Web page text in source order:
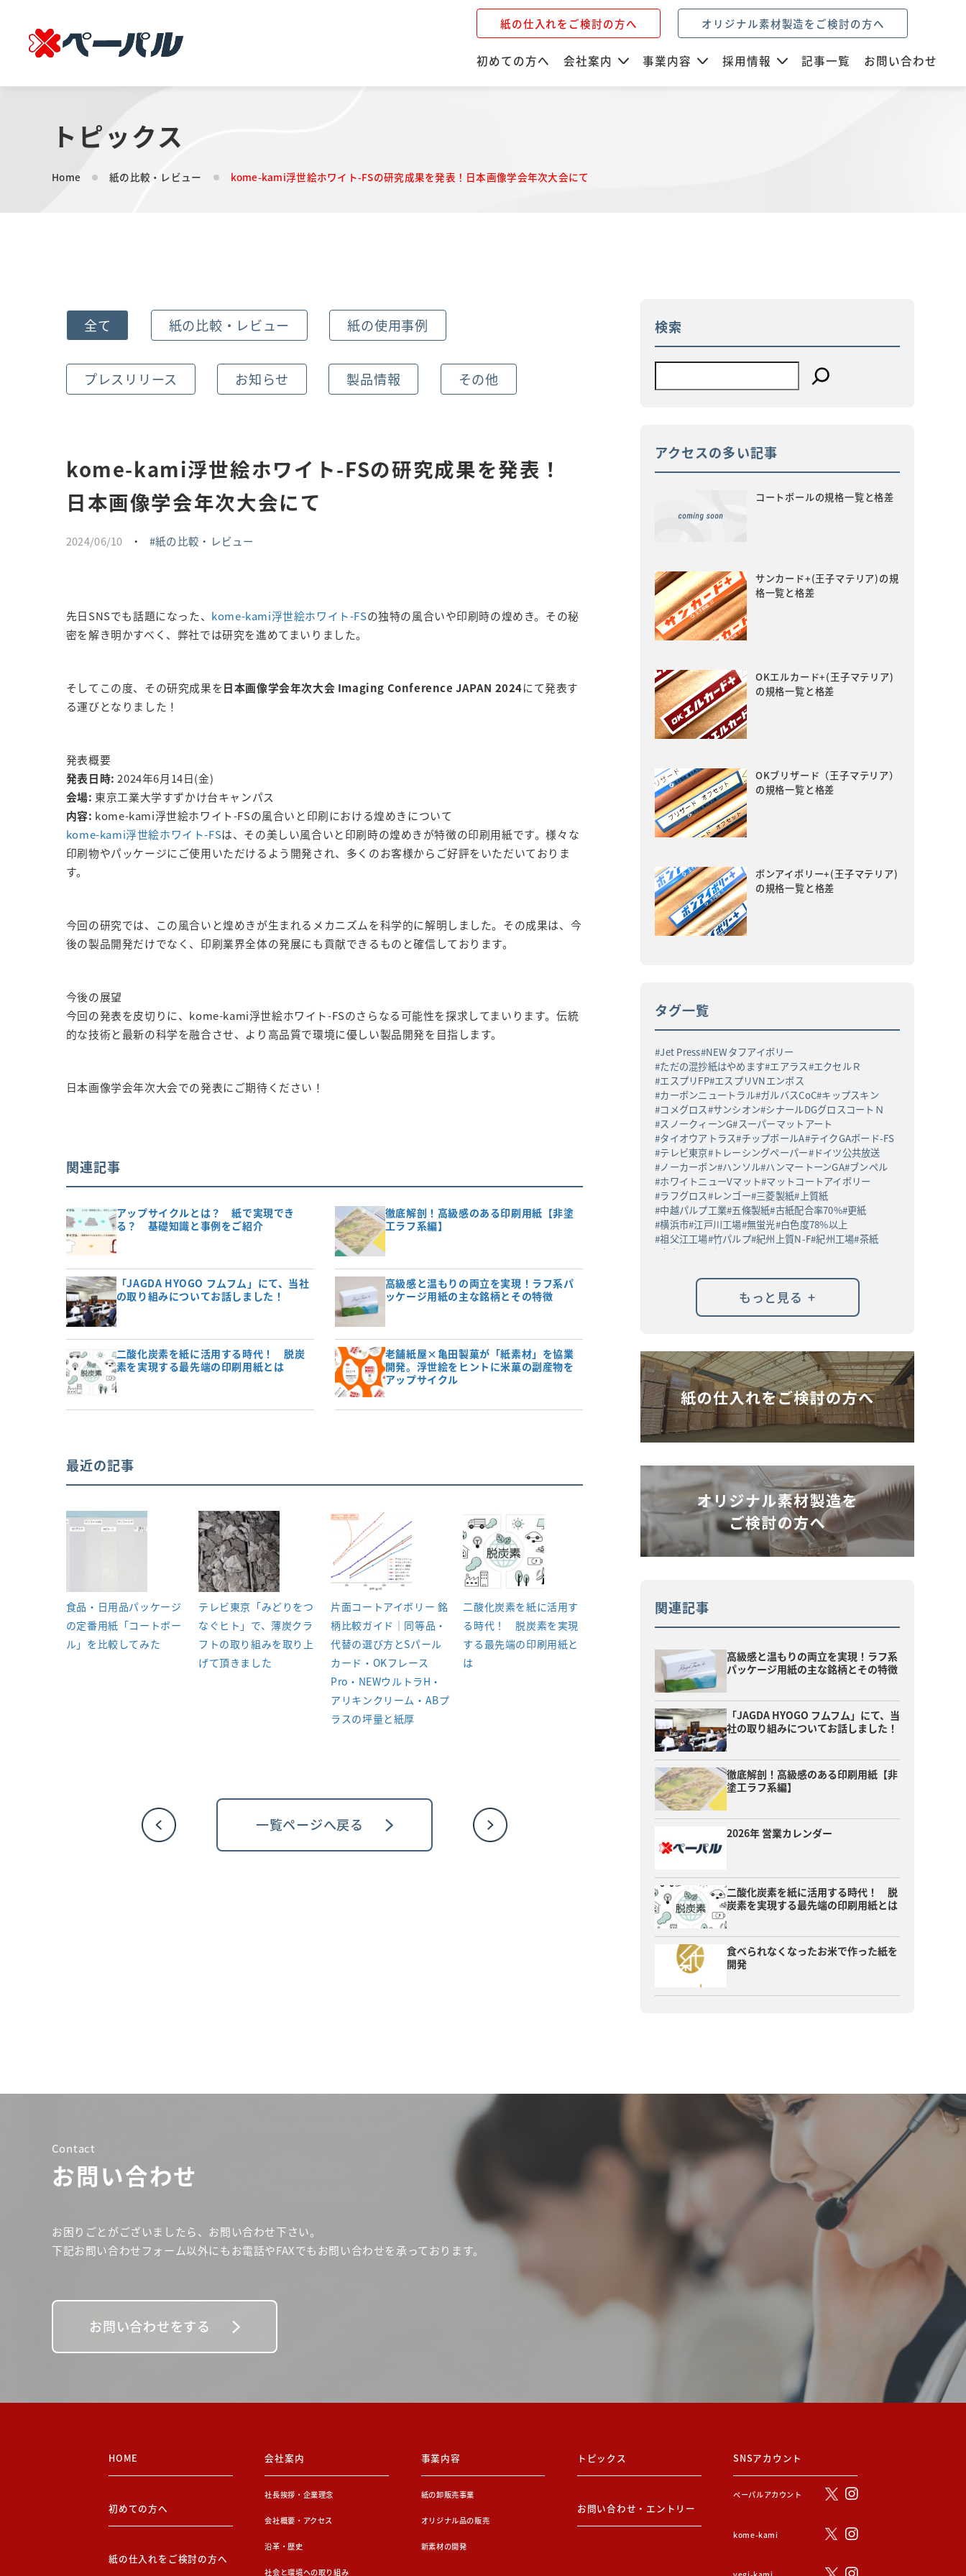
紙の仕入れをご検討の方へ オリジナル素材製造をご検討の方へ
初めての方へ 会社案内 事業内容 採用情報 記事一覧 お問い合わせ
トピックス
Home 紙の比較・レビュー kome-kami浮世絵ホワイト-FSの研究成果を発表！日本画像学会年次大会にて
全て 紙の比較・レビュー 紙の使用事例
プレスリリース お知らせ 製品情報 その他
kome-kami浮世絵ホワイト-FSの研究成果を発表！
日本画像学会年次大会にて
2024/06/10 ・ 紙の比較・レビュー
先日SNSでも話題になった、 kome-kami浮世絵ホワイト-FSの独特の風合いや印刷時の煌めき。その秘
密を解き明かすべく、弊社では研究を進めてまいりました。
そしてこの度、その研究成果を日本画像学会年次大会 Imaging Conference JAPAN 2024にて発表す
る運びとなりました！
発表概要
発表日時: 2024年6月14日(金)
会場: 東京工業大学すずかけ台キャンパス
内容: kome-kami浮世絵ホワイト-FSの風合いと印刷における煌めきについて
kome-kami浮世絵ホワイト-FSは、その美しい風合いと印刷時の煌めきが特徴の印刷用紙です。様々な
印刷物やパッケージにご使用いただけるよう開発され、多くのお客様からご好評をいただいておりま
す。
今回の研究では、この風合いと煌めきが生まれるメカニズムを科学的に解明しました。その成果は、今
後の製品開発だけでなく、印刷業界全体の発展にも貢献できるものと確信しております。
今後の展望
今回の発表を皮切りに、kome-kami浮世絵ホワイト-FSのさらなる可能性を探求してまいります。伝統
的な技術と最新の科学を融合させ、より高品質で環境に優しい製品開発を目指します。
日本画像学会年次大会での発表にご期待ください！
関連記事
アップサイクルとは？ 紙で実現でき
る？ 基礎知識と事例をご紹介
徹底解剖！高級感のある印刷用紙【非塗
工ラフ系編】
「JAGDA HYOGO フムフム」にて、当社
の取り組みについてお話しました！
高級感と温もりの両立を実現！ラフ系パ
ッケージ用紙の主な銘柄とその特徴
二酸化炭素を紙に活用する時代！ 脱炭
素を実現する最先端の印刷用紙とは
老舗紙屋×亀田製菓が「紙素材」を協業
開発。浮世絵をヒントに米菓の副産物を
アップサイクル
最近の記事
食品・日用品パッケージ
の定番用紙「コートボー
ル」を比較してみた
テレビ東京「みどりをつ
なぐヒト」で、薄炭クラ
フトの取り組みを取り上
げて頂きました
片面コートアイボリー 銘
柄比較ガイド｜同等品・
代替の選び方とSパール
カード・OKフレース
Pro・NEWウルトラH・
アリキンクリーム・ABプ
ラスの坪量と紙厚
二酸化炭素を紙に活用す
る時代！ 脱炭素を実現
する最先端の印刷用紙と
は
一覧ページへ戻る
検索
アクセスの多い記事
コートボールの規格一覧と格差
サンカード+(王子マテリア)の規
格一覧と格差
OKエルカード+(王子マテリア)
の規格一覧と格差
OKブリザード（王子マテリア）
の規格一覧と格差
ボンアイボリー+(王子マテリア)
の規格一覧と格差
タグ一覧
Jet Press NEWタフアイボリー
ただの混抄紙はやめます エアラス エクセルＲ
エスプリFP エスプリVNエンボス
カーボンニュートラル ガルバスCoC キップスキン
コメグロス サンシオン シナールDGグロスコートＮ
スノークィーンG スーパーマットアート
タイオウアトラス チップボールA テイクGAボード-FS
テレビ東京 トレーシングペーパー ドイツ公共放送
ノーカーボン ハンソル ハンマートーンGA ブンペル
ホワイトニューVマット マットコートアイボリー
ラフグロス レンゴー 三菱製紙
上質紙
中越パルプ工業 五條製紙 古紙配合率70% 更紙
横浜市 江戸川工場 無蛍光 白色度78%以上
祖父江工場 竹パルプ 紀州上質N-F 紀州工場 茶紙
高白ラフバガス
もっと見る +
関連記事
高級感と温もりの両立を実現！ラフ系
パッケージ用紙の主な銘柄とその特徴
「JAGDA HYOGO フムフム」にて、当
社の取り組みについてお話しました！
徹底解剖！高級感のある印刷用紙【非
塗工ラフ系編】
2026年 営業カレンダー
二酸化炭素を紙に活用する時代！ 脱
炭素を実現する最先端の印刷用紙とは
食べられなくなったお米で作った紙を
開発
Contact
お問い合わせ
お困りごとがございましたら、お問い合わせ下さい。
下記お問い合わせフォーム以外にもお電話やFAXでもお問い合わせを承っております。
お問い合わせをする
HOME
初めての方へ
紙の仕入れをご検討の方へ
会社案内
社長挨拶・企業理念
会社概要・アクセス
沿革・歴史
社会と環境への取り組み
事業内容
紙の卸販売事業
オリジナル品の販売
新素材の開発
トピックス
お問い合わせ・エントリー
SNSアカウント
ぺーパルアカウント
kome-kami